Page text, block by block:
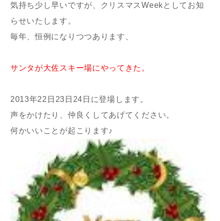
気持ち少し早いですが、クリスマスWeekとしてお知
らせいたします。
毎年、恒例になりつつあります、
サンタが大佐スキー場にやってきた。
2013年22日23日24日に登場します。
声をかけたり、仲良くしてあげてください。
何かいいことが起こります♪